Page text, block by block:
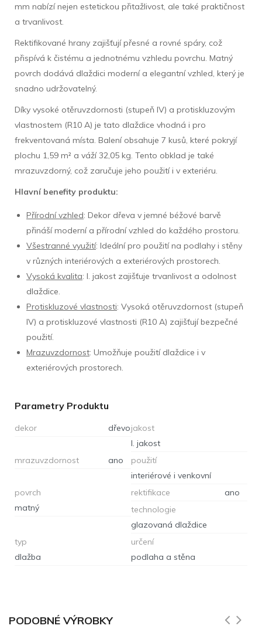
mm nabízí nejen estetickou přitažlivost, ale také praktičnost
a trvanlivost.
Rektifikované hrany zajišťují přesné a rovné spáry, což
přispívá k čistému a jednotnému vzhledu povrchu. Matný
povrch dodává dlaždici moderní a elegantní vzhled, který je
snadno udržovatelný.
Díky vysoké otěruvzdornosti (stupeň IV) a protiskluzovým
vlastnostem (R10 A) je tato dlaždice vhodná i pro
frekventovaná místa. Balení obsahuje 7 kusů, které pokryjí
plochu 1,59 m² a váží 32,05 kg. Tento obklad je také
mrazuvzdorný, což zaručuje jeho použití i v exteriéru.
Hlavní benefity produktu:
Přírodní vzhled: Dekor dřeva v jemné béžové barvě
přináší moderní a přírodní vzhled do každého prostoru.
Všestranné využití: Ideální pro použití na podlahy i stěny
v různých interiérových a exteriérových prostorech.
Vysoká kvalita: I. jakost zajišťuje trvanlivost a odolnost
dlaždice.
Protiskluzové vlastnosti: Vysoká otěruvzdornost (stupeň
IV) a protiskluzové vlastnosti (R10 A) zajišťují bezpečné
použití.
Mrazuvzdornost: Umožňuje použití dlaždice i v
exteriérových prostorech.
Parametry Produktu
dekor dřevojakost
I. jakost
mrazuvzdornost
ano
použití
interiérové i venkovní
povrch
matný
rektifikace
ano
technologie
glazovaná dlaždice
typ
dlažba
určení
podlaha a stěna
PODOBNÉ VÝROBKY